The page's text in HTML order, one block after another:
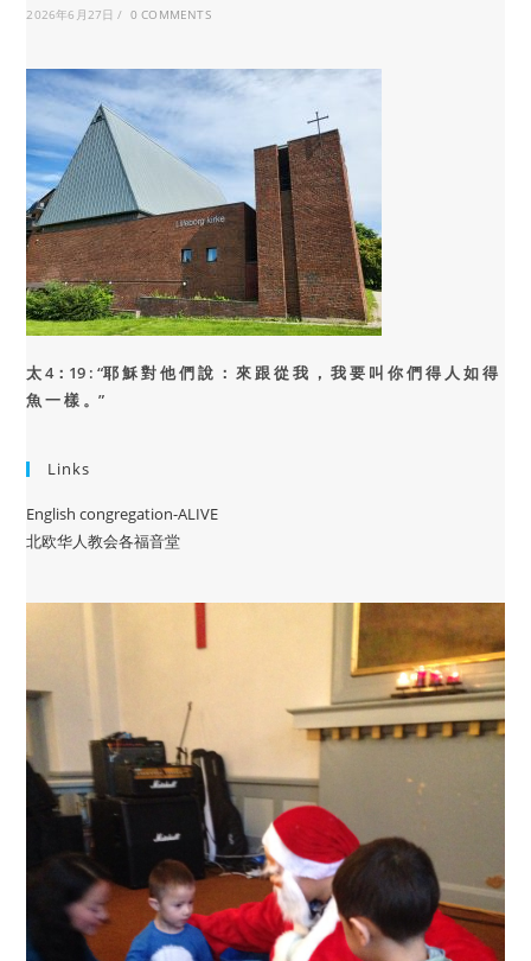
2026年6月27日 / 0 COMMENTS
太 4：19 : “耶 穌 對 他 們 說 ： 來 跟 從 我 ， 我 要 叫 你 們 得 人 如 得
魚 一 樣 。”
Links
English congregation-ALIVE
北欧华人教会各福音堂